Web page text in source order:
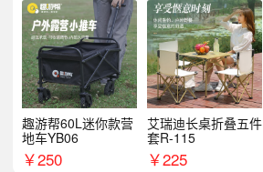
趣游帮60L迷你款营
地车YB06
￥250
艾瑞迪长桌折叠五件
套R-115
￥225